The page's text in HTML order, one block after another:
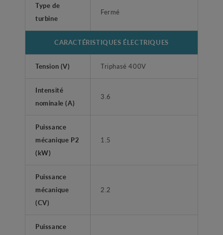
Type de
turbine
Fermé
CARACTÉRISTIQUES ÉLECTRIQUES
Tension (V) Triphasé 400V
Intensité
nominale (A)
3.6
Puissance
mécanique P2
(kW)
1.5
Puissance
mécanique
(CV)
2.2
Puissance